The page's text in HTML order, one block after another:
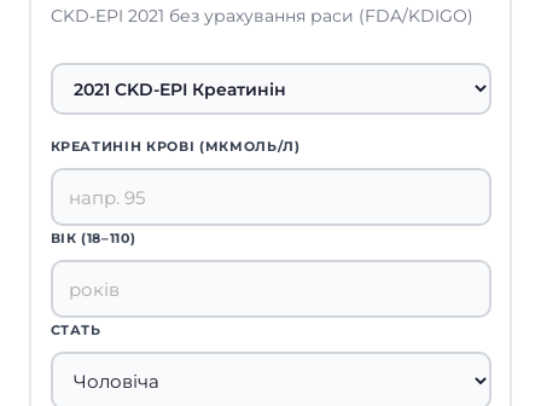
CKD-EPI 2021 без урахування раси (FDA/KDIGO)
КРЕАТИНІН КРОВІ (МКМОЛЬ/Л)
ВІК (18–110)
СТАТЬ